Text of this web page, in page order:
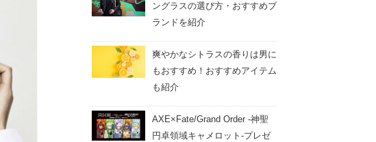
ングラスの選び方・おすすめブ
ランドを紹介
爽やかなシトラスの香りは男に
もおすすめ！おすすめアイテム
も紹介
AXE×Fate/Grand Order -神聖
円卓領域キャメロット-プレゼ